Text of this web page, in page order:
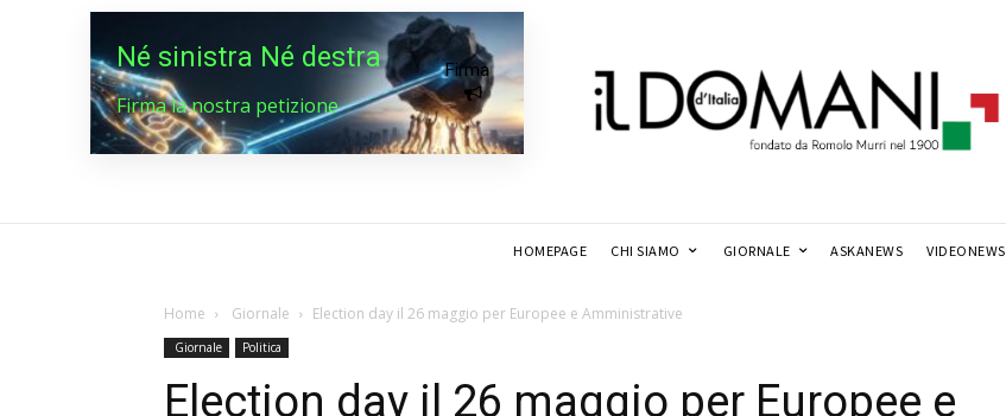
Né sinistra Né destra
Firma la nostra petizione
Firma
HOMEPAGE CHI SIAMO GIORNALE ASKANEWS VIDEONEWS
Home Giornale Election day il 26 maggio per Europee e Amministrative
Giornale Politica
Election day il 26 maggio per Europee e